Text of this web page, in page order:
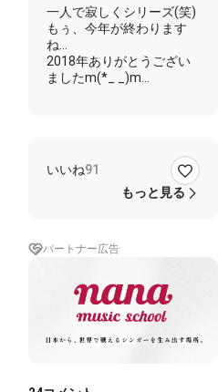
一人で寂しくシリーズ(笑)
もぅ、今年が終わります
ね…
2018年ありがとうござい
ましたm(*_ _)m
【僕が歌ってる他の
LIP×LIPさんの曲】
https://nana-
music.com/sounds/
https://nana-
いいね91
もっと見る
パートナー広告